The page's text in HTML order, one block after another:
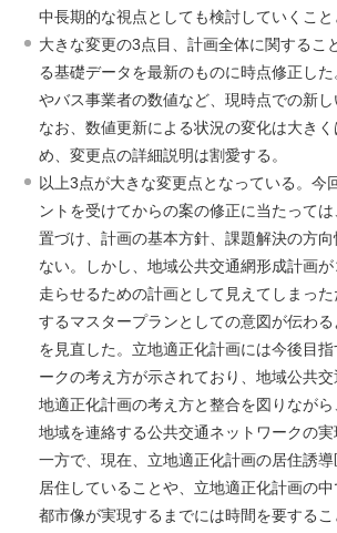
中長期的な視点としても検討していくこと
大きな変更の3点目、計画全体に関するこ
る基礎データを最新のものに時点修正し
やバス事業者の数値など、現時点での新し
なお、数値更新による状況の変化は大き
め、変更点の詳細説明は割愛する。
以上3点が大きな変更点となっている。今
ントを受けてからの案の修正に当たって
置づけ、計画の基本方針、課題解決の方
ない。しかし、地域公共交通網形成計画
走らせるための計画として見えてしまっ
するマスタープランとしての意図が伝わ
を見直した。立地適正化計画には今後目
ークの考え方が示されており、地域公共
地適正化計画の考え方と整合を図りなが
地域を連絡する公共交通ネットワークの実
一方で、現在、立地適正化計画の居住誘
居住していることや、立地適正化計画の
都市像が実現するまでには時間を要する